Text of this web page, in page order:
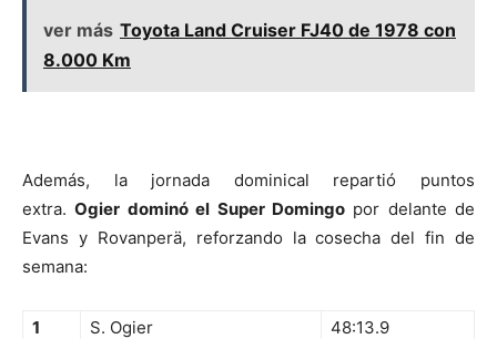
ver más Toyota Land Cruiser FJ40 de 1978 con
8.000 Km
Además, la jornada dominical repartió puntos
extra.Ogier dominó el Super Domingopor delante de
Evans y Rovanperä, reforzando la cosecha del fin de
semana:
1 S. Ogier
48:13.9